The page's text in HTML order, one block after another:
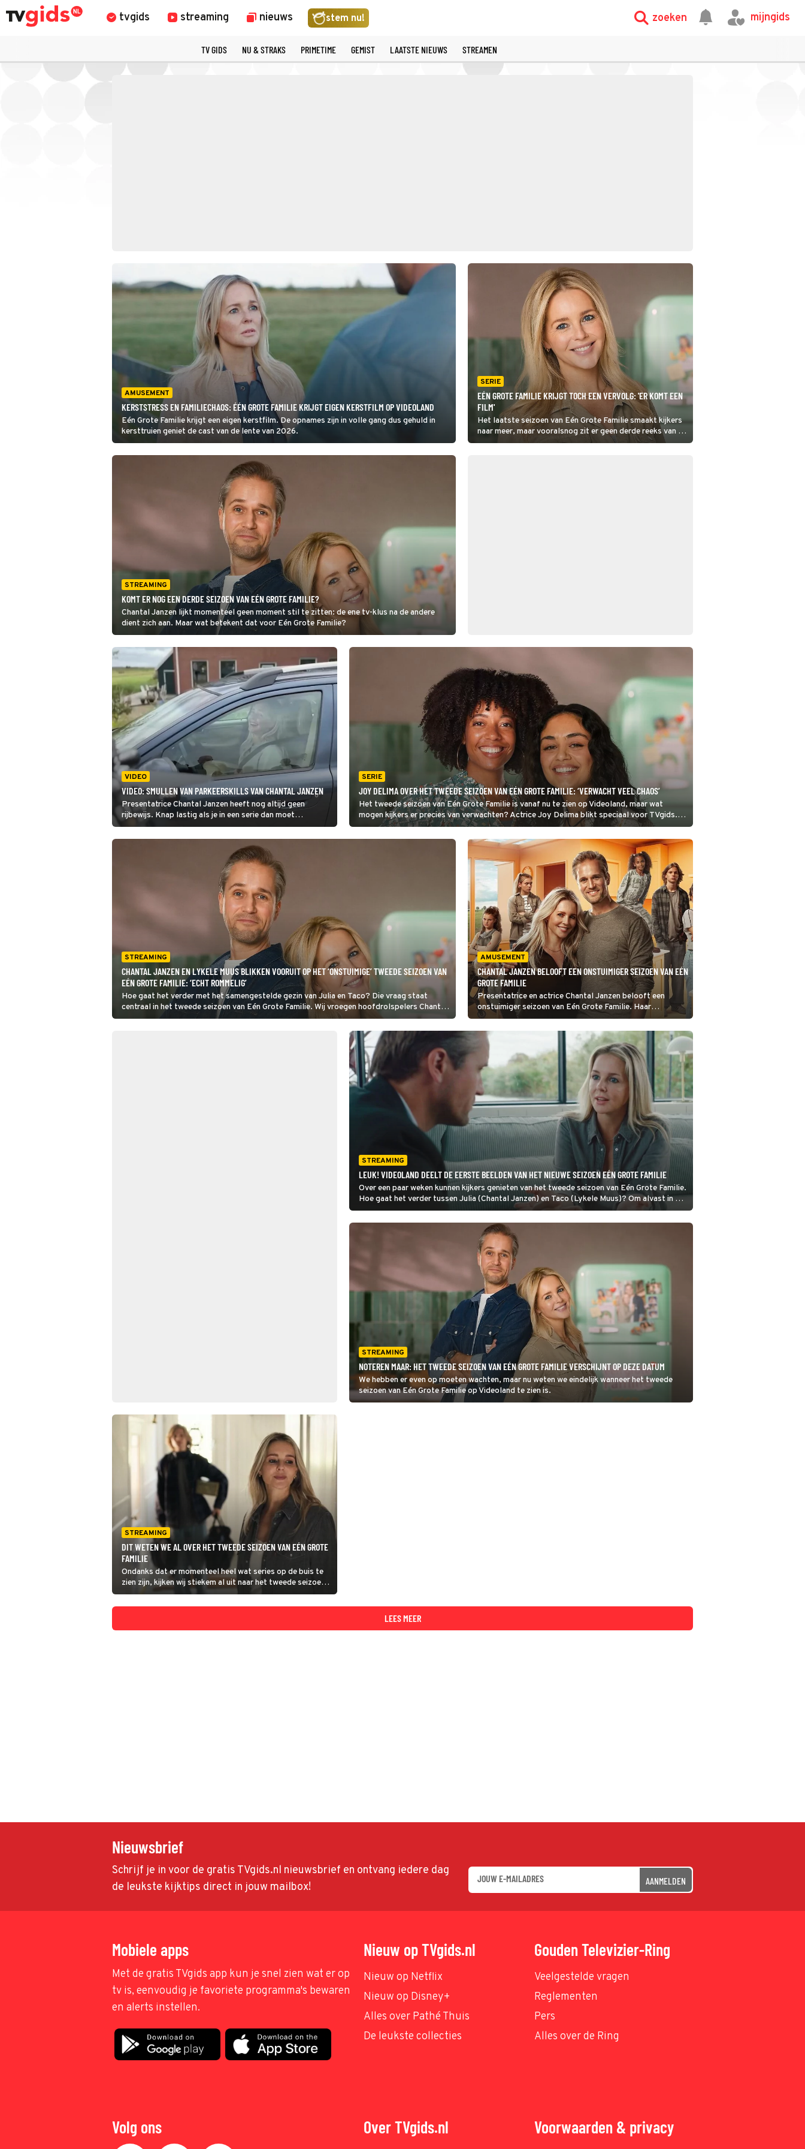
tvgids streaming nieuws stem nu! zoeken mijngids
TV GIDS NU & STRAKS PRIMETIME GEMIST LAATSTE NIEUWS STREAMEN
AMUSEMENT
KERSTSTRESS EN FAMILIECHAOS: ÉÉN GROTE FAMILIE KRIJGT EIGEN KERSTFILM OP VIDEOLAND
Eén Grote Familie krijgt een eigen kerstfilm. De opnames zijn in volle gang dus gehuld in
kersttruien geniet de cast van de lente van 2026.
SERIE
EÉN GROTE FAMILIE KRIJGT TOCH EEN VERVOLG: 'ER KOMT EEN
FILM'
Het laatste seizoen van Eén Grote Familie smaakt kijkers
naar meer, maar vooralsnog zit er geen derde reeks van de
populaire serie in de pijplijn. Toch komt er in een andere
STREAMING
KOMT ER NOG EEN DERDE SEIZOEN VAN EÉN GROTE FAMILIE?
Chantal Janzen lijkt momenteel geen moment stil te zitten: de ene tv-klus na de andere
dient zich aan. Maar wat betekent dat voor Eén Grote Familie?
VIDEO
VIDEO: SMULLEN VAN PARKEERSKILLS VAN CHANTAL JANZEN
Presentatrice Chantal Janzen heeft nog altijd geen
rijbewijs. Knap lastig als je in een serie dan moet
autorijden. Zelf deelde ze donderdag beelden van achter
de schermen bij Eén Grote Familie hoe dat er dus aan toe
gaat. Collega Jeroen van Koningsbrugge maakte de
beelden en lacht smakelijk om wat hij ziet.
SERIE
JOY DELIMA OVER HET TWEEDE SEIZOEN VAN EÉN GROTE FAMILIE: ‘VERWACHT VEEL CHAOS’
Het tweede seizoen van Eén Grote Familie is vanaf nu te zien op Videoland, maar wat
mogen kijkers er precies van verwachten? Actrice Joy Delima blikt speciaal voor TVgids.nl
vooruit.
STREAMING
CHANTAL JANZEN EN LYKELE MUUS BLIKKEN VOORUIT OP HET ‘ONSTUIMIGE’ TWEEDE SEIZOEN VAN
EÉN GROTE FAMILIE: ‘ECHT ROMMELIG’
Hoe gaat het verder met het samengestelde gezin van Julia en Taco? Die vraag staat
centraal in het tweede seizoen van Eén Grote Familie. Wij vroegen hoofdrolspelers Chantal
Janzen en Lykele Muus alvast het hemd van het lijf.
AMUSEMENT
CHANTAL JANZEN BELOOFT EEN ONSTUIMIGER SEIZOEN VAN EÉN
GROTE FAMILIE
Presentatrice en actrice Chantal Janzen belooft een
onstuimiger seizoen van Eén Grote Familie. Haar
tegenspeler Lykele Muus, die Taco speelt, beaamt dat in
een interview met RTL Boulevard.
STREAMING
LEUK! VIDEOLAND DEELT DE EERSTE BEELDEN VAN HET NIEUWE SEIZOEN EÉN GROTE FAMILIE
Over een paar weken kunnen kijkers genieten van het tweede seizoen van Eén Grote Familie.
Hoe gaat het verder tussen Julia (Chantal Janzen) en Taco (Lykele Muus)? Om alvast in de
stemming te komen heeft Videoland zojuist de eerste beelden van de serie gedeeld.
STREAMING
NOTEREN MAAR: HET TWEEDE SEIZOEN VAN EÉN GROTE FAMILIE VERSCHIJNT OP DEZE DATUM
We hebben er even op moeten wachten, maar nu weten we eindelijk wanneer het tweede
seizoen van Eén Grote Familie op Videoland te zien is.
STREAMING
DIT WETEN WE AL OVER HET TWEEDE SEIZOEN VAN EÉN GROTE
FAMILIE
Ondanks dat er momenteel heel wat series op de buis te
zien zijn, kijken wij stiekem al uit naar het tweede seizoen
van Eén Grote Familie op Videoland. In dit artikel blikken
we dan ook alvast vooruit.
LEES MEER
Nieuwsbrief
Schrijf je in voor de gratis TVgids.nl nieuwsbrief en ontvang iedere dag
de leukste kijktips direct in jouw mailbox!
AANMELDEN
Mobiele apps
Met de gratis TVgids app kun je snel zien wat er op
tv is, eenvoudig je favoriete programma's bewaren
en alerts instellen.
Nieuw op TVgids.nl
Nieuw op Netflix
Nieuw op Disney+
Alles over Pathé Thuis
De leukste collecties
Gouden Televizier-Ring
Veelgestelde vragen
Reglementen
Pers
Alles over de Ring
Volg ons Over TVgids.nl Voorwaarden & privacy